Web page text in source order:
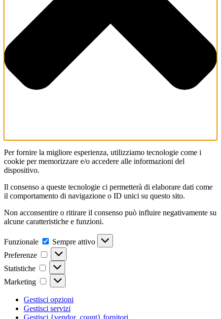
Per fornire la migliore esperienza, utilizziamo tecnologie come i
cookie per memorizzare e/o accedere alle informazioni del
dispositivo.
Il consenso a queste tecnologie ci permetterà di elaborare dati come
il comportamento di navigazione o ID unici su questo sito.
Non acconsentire o ritirare il consenso può influire negativamente su
alcune caratteristiche e funzioni.
Funzionale Funzionale
Sempre attivo
Preferenze
Preferenze
Statistiche Statistiche
Marketing Marketing
Gestisci opzioni
Gestisci servizi